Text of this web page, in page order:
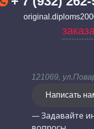
121069,
Написать
— Задавайте